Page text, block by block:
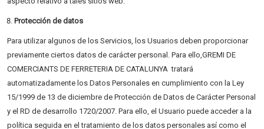
Protección de datos
Para utilizar algunos de los Servicios, los Usuarios deben proporcionar
previamente ciertos datos de carácter personal. Para ello,GREMI DE
COMERCIANTS DE FERRETERIA DE CATALUNYA tratará
automatizadamente los Datos Personales en cumplimiento con la Ley
15/1999 de 13 de diciembre de Protección de Datos de Carácter Personal
y el RD de desarrollo 1720/2007. Para ello, el Usuario puede acceder a la
política seguida en el tratamiento de los datos personales así como el